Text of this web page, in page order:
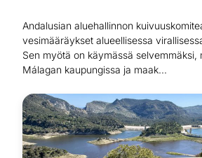
Andalusian aluehallinnon
vesimääräykset alueellisessa
Sen myötä on käymässä selvemmäksi,
Málagan kaupungissa ja maak...